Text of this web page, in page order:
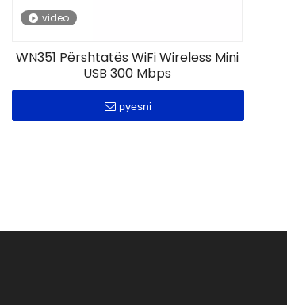
video
WN351 Përshtatës WiFi Wireless Mini
USB 300 Mbps
pyesni